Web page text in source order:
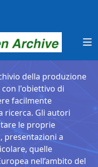
della produzione
con l'obiettivo di
facilmente
ricerca. Gli autori
le proprie
presentazioni a
quelle
nell’ambito del